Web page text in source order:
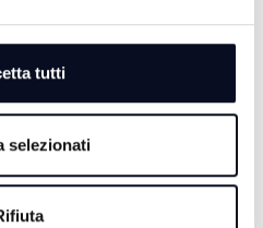
tutti
selezionatidichiarato lo stato di